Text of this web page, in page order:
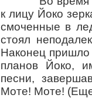
к лицу Йоко
смоченные в
стоял
Наконец пришло
планов Йоко,
песни,
Моте! Моте!